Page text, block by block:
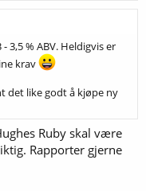
3,5 % ABV. Heldigvis er
krav
det like godt å kjøpe ny
Ruby skal være
Rapporter gjerne